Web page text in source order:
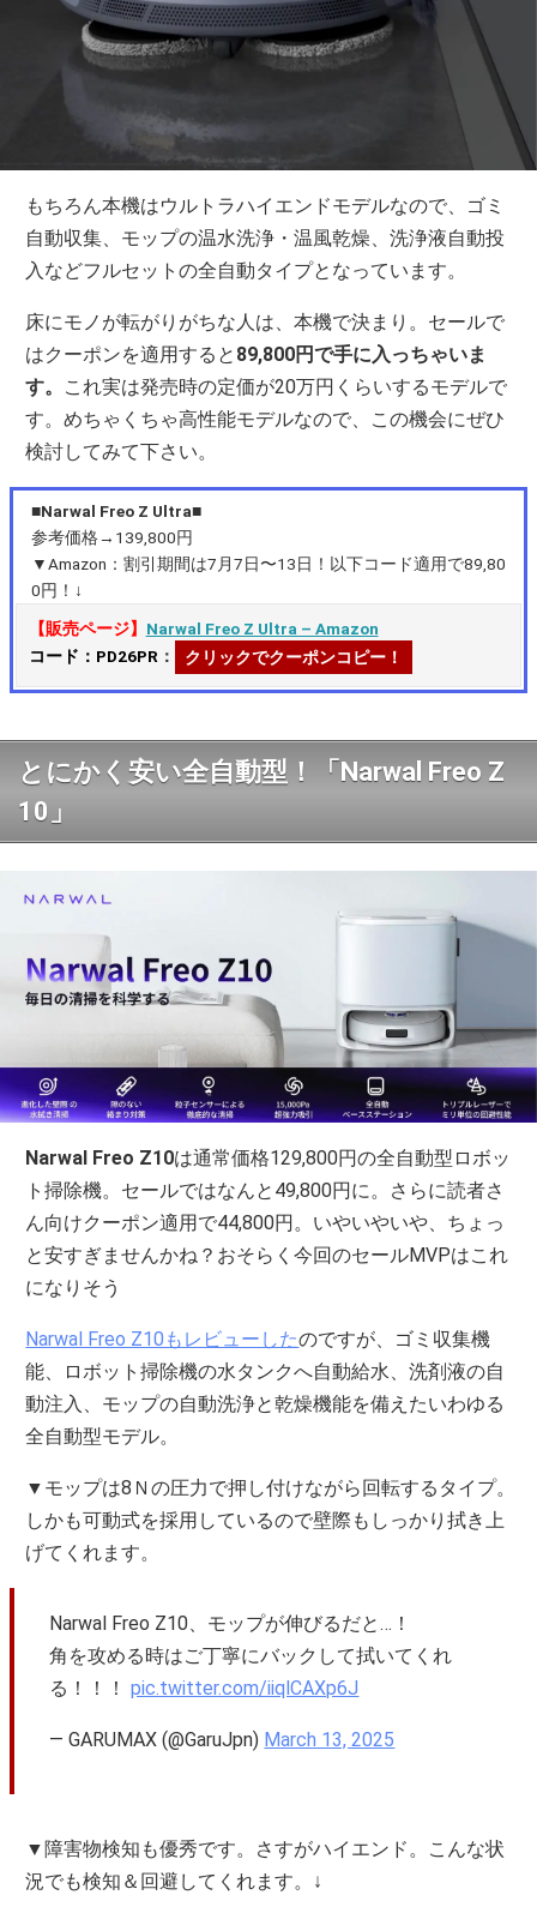
もちろん本機はウルトラハイエンドモデルなので、ゴミ
自動収集、モップの温水洗浄・温風乾燥、洗浄液自動投
入などフルセットの全自動タイプとなっています。
床にモノが転がりがちな人は、本機で決まり。セールで
はクーポンを適用すると 89,800円で手に入っちゃいま
す。 これ実は発売時の定価が20万円くらいするモデルで
す。めちゃくちゃ高性能モデルなので、この機会にぜひ
検討してみて下さい。
■Narwal Freo Z Ultra■
参考価格→139,800円
▼Amazon：割引期間は7月7日〜13日！以下コード適用で89,80
0円！↓
【販売ページ】 Narwal Freo Z Ultra – Amazon
コード：PD26PR ： クリックでクーポンコピー！
とにかく安い全自動型！「Narwal Freo Z
10」
Narwal Freo Z10は通常価格129,800円の全自動型ロボッ
ト掃除機。セールではなんと49,800円に。さらに読者さ
ん向けクーポン適用で44,800円。いやいやいや、ちょっ
と安すぎませんかね？おそらく今回のセールMVPはこれ
になりそう
Narwal Freo Z10もレビューしたのですが、ゴミ収集機
能、ロボット掃除機の水タンクへ自動給水、洗剤液の自
動注入、モップの自動洗浄と乾燥機能を備えたいわゆる
全自動型モデル。
▼モップは8Ｎの圧力で押し付けながら回転するタイプ。
しかも可動式を採用しているので壁際もしっかり拭き上
げてくれます。
Narwal Freo Z10、モップが伸びるだと…！
角を攻める時はご丁寧にバックして拭いてくれ
る！！！pic.twitter.com/iiqlCAXp6J
— GARUMAX (@GaruJpn) March 13, 2025
▼障害物検知も優秀です。さすがハイエンド。こんな状
況でも検知＆回避してくれます。↓